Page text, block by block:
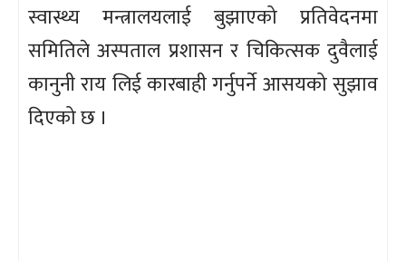
स्वास्थ्य मन्त्रालयलाई बुझाएको प्रतिवेदनमा
समितिले अस्पताल प्रशासन र चिकित्सक दुवैलाई
कानुनी राय लिई कारबाही गर्नुपर्ने आसयको सुझाव
दिएको छ ।